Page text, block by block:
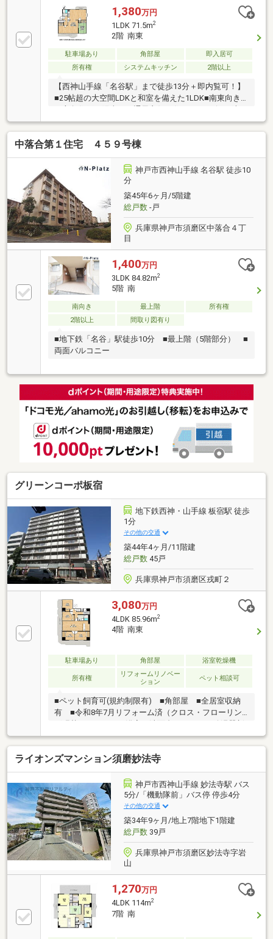
1,380万円
1LDK 71.5m2
2階 南東
駐車場あり 角部屋
即入居可
所有権
システムキッチン 2階以上
【西神山手線「名谷駅」まで徒歩13分＋即内覧可！】
■25帖超の大空間LDKと和室を備えた1LDK■南東向き×
納が2箇所あり、室内もスッキリ！
中落合第１住宅 ４５９号棟
神戸市西神山手線 名谷駅 徒歩10
分
築45年6ヶ月/5階建
総戸数-戸
兵庫県神戸市須磨区中落合４丁
目
1,400万円
3LDK 84.82m2
5階 南
南向き 最上階
所有権
2階以上
間取り図有り
■地下鉄「名谷」駅徒歩10分 ■最上階（5階部分） ■
両面バルコニー
グリーンコーポ板宿
地下鉄西神・山手線 板宿駅 徒歩
1分
その他の交通
築44年4ヶ月/11階建
総戸数45戸
兵庫県神戸市須磨区戎町２
3,080万円
4LDK 85.96m2
4階 南東
駐車場あり 角部屋 浴室乾燥機
所有権
リフォームリノベー
ション
ペット相談可
■ペット飼育可(規約制限有) ■角部屋 ■全居室収納
有 ■令和8年7月リフォーム済（クロス・フローリン
調等）
ライオンズマンション須磨妙法寺
神戸市西神山手線 妙法寺駅 バス
5分/「機動隊前」バス停 停歩4分
その他の交通
築34年9ヶ月/地上7階地下1階建
総戸数39戸
兵庫県神戸市須磨区妙法寺字岩
山
1,270万円
4LDK 114m2
7階 南